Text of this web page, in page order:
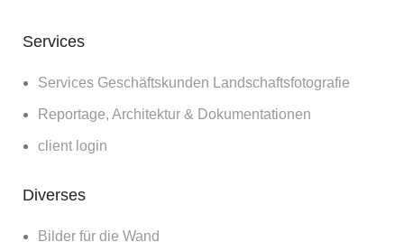
Services
Services Geschäftskunden Landschaftsfotografie
Reportage, Architektur & Dokumentationen
client login
Diverses
Bilder für die Wand